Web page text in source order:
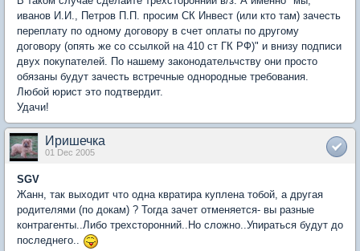
иванов И.И., Петров П.П. просим СК Инвест (или кто там) зачесть
переплату по одному договору в счет оплаты по другому
договору (опять же со ссылкой на 410 ст ГК РФ)" и внизу подписи
двух покупателей. По нашему законодательчству они просто
обязаны будут зачесть встречные однородные требования.
Любой юрист это подтвердит.
Удачи!
Иришечка
01 Dec 2005
SGV
Жанн, так выходит что одна квратира куплена тобой, а другая
родителями (по докам) ? Тогда зачет отменяется- вы разные
контрагенты..Либо трехсторонний..Но сложно..Упираться будут до
последнего..